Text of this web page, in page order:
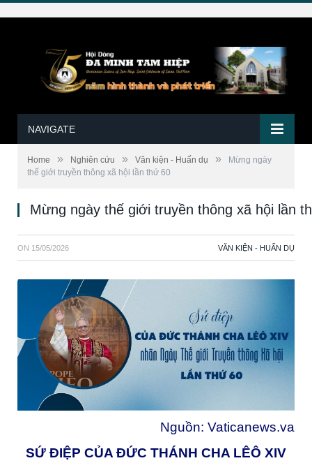
NAVIGATE
Home » Nghiên cứu » Văn kiện - Huấn dụ »
Mừng ngày
thế giới truyền thông xã hội lần thứ 60
Mừng ngày thế giới truyền thông xã hội lần
ON 15/05/2026 VĂN KIỆN - HUẤN DỤ
Nguồn: Vaticanews.va
SỨ ĐIỆP CỦA ĐỨC THÁNH CHA LÊÔ XIV